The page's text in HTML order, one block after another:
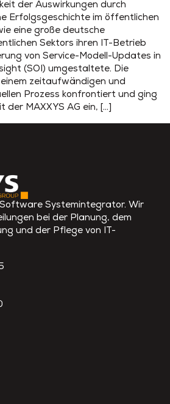
der Auswirkungen durch
Erfolgsgeschichte im öffentlichen
eine große deutsche
Sektors ihren IT-Betrieb
von Service-Modell-Updates in
(SOI) umgestaltete. Die
zeitaufwändigen und
Prozess konfrontiert und ging
MAXXYS AG ein, […]
Systemintegrator. Wir
bei der Planung, dem
und der Pflege von IT-